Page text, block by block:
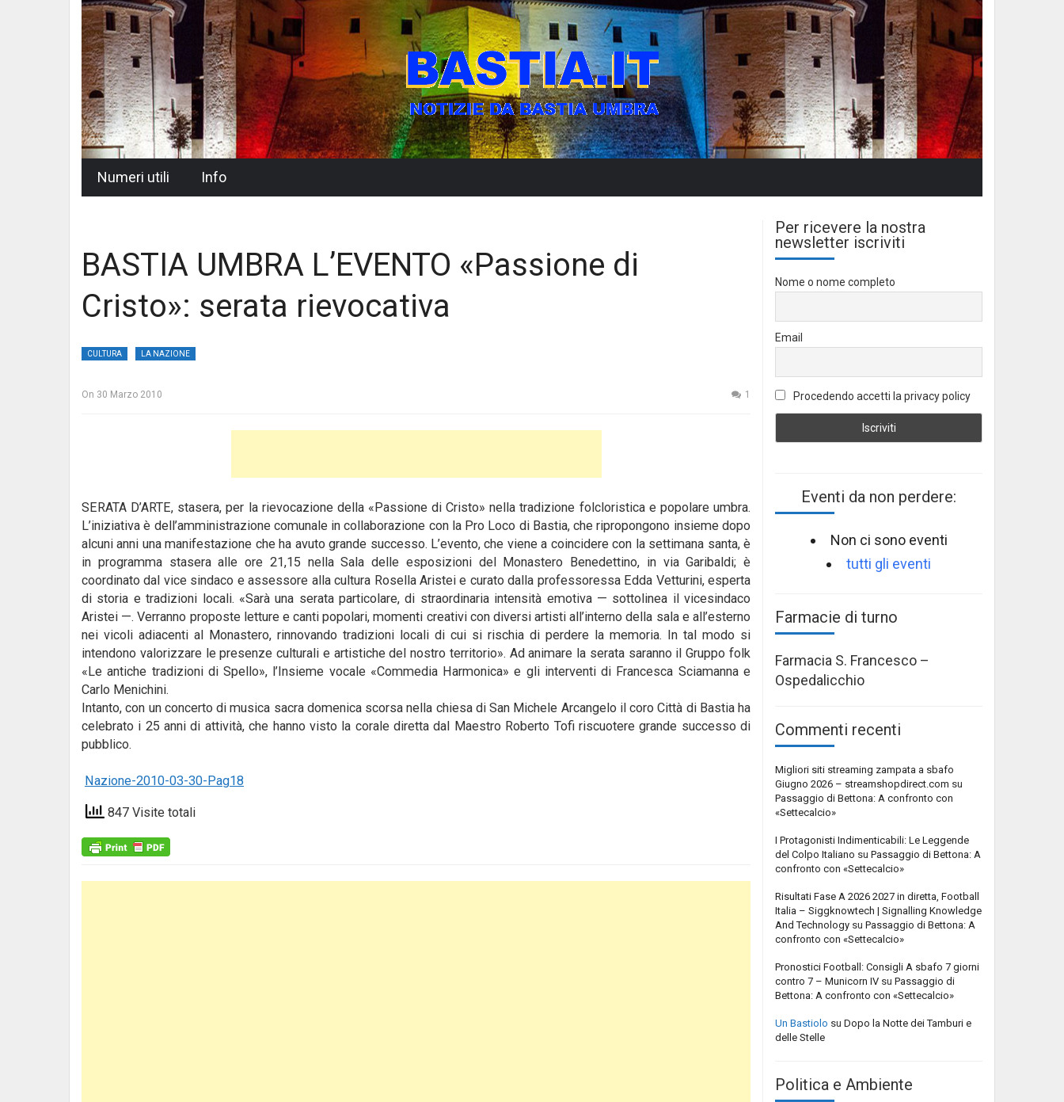
Numeri utili Info
BASTIA UMBRA L’EVENTO «Passione di
Cristo»: serata rievocativa
CULTURA LA NAZIONE
On 30 Marzo 2010 1
SERATA D’ARTE, stasera, per la rievocazione della «Passione di Cristo» nella tradizione folcloristica e popolare umbra.
L’iniziativa è dell’amministrazione comunale in collaborazione con la Pro Loco di Bastia, che ripropongono insieme dopo
alcuni anni una manifestazione che ha avuto grande successo. L’evento, che viene a coincidere con la settimana santa, è
in programma stasera alle ore 21,15 nella Sala delle esposizioni del Monastero Benedettino, in via Garibaldi; è
coordinato dal vice sindaco e assessore alla cultura Rosella Aristei e curato dalla professoressa Edda Vetturini, esperta
di storia e tradizioni locali. «Sarà una serata particolare, di straordinaria intensità emotiva — sottolinea il vicesindaco
Aristei —. Verranno proposte letture e canti popolari, momenti creativi con diversi artisti all’interno della sala e all’esterno
nei vicoli adiacenti al Monastero, rinnovando tradizioni locali di cui si rischia di perdere la memoria. In tal modo si
intendono valorizzare le presenze culturali e artistiche del nostro territorio». Ad animare la serata saranno il Gruppo folk
«Le antiche tradizioni di Spello», l’Insieme vocale «Commedia Harmonica» e gli interventi di Francesca Sciamanna e
Carlo Menichini.
Intanto, con un concerto di musica sacra domenica scorsa nella chiesa di San Michele Arcangelo il coro Città di Bastia ha
celebrato i 25 anni di attività, che hanno visto la corale diretta dal Maestro Roberto Tofi riscuotere grande successo di
pubblico.
Nazione-2010-03-30-Pag18
847 Visite totali
Per ricevere la nostra
newsletter iscriviti
Nome o nome completo
Email
Procedendo accetti la privacy policy
Eventi da non perdere:
Non ci sono eventi
tutti gli eventi
Farmacie di turno
Farmacia S. Francesco –
Ospedalicchio
Commenti recenti
Migliori siti streaming zampata a sbafo
Giugno 2026 – streamshopdirect.com su
Passaggio di Bettona: A confronto con
«Settecalcio»
I Protagonisti Indimenticabili: Le Leggende
del Colpo Italiano su Passaggio di Bettona: A
confronto con «Settecalcio»
Risultati Fase A 2026 2027 in diretta, Football
Italia – Siggknowtech | Signalling Knowledge
And Technology su Passaggio di Bettona: A
confronto con «Settecalcio»
Pronostici Football: Consigli A sbafo 7 giorni
contro 7 – Municorn IV su Passaggio di
Bettona: A confronto con «Settecalcio»
Un Bastiolo su Dopo la Notte dei Tamburi e
delle Stelle
Politica e Ambiente